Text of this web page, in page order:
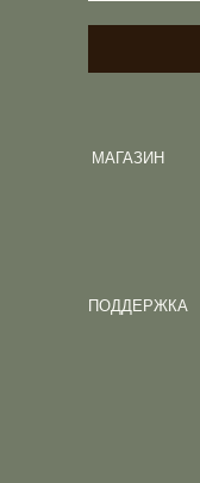
МАГАЗИН
ПОДДЕРЖКА